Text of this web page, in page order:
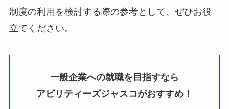
制度の利用を検討する際の参考として、ぜひお役
立てください。
一般企業への就職を目指すなら
アビリティーズジャスコがおすすめ！